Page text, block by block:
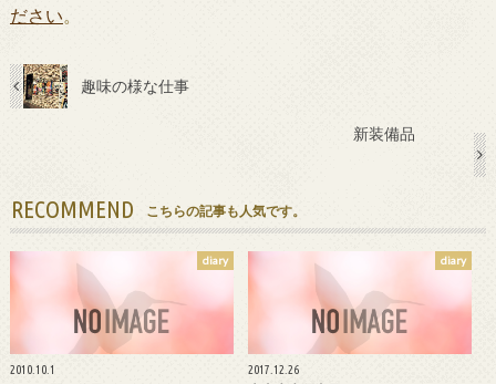
ださい
趣味の様な仕事
新装備品
RECOMMEND こちらの記事も人気です。
diary
2010.10.1
diary
2017.12.26